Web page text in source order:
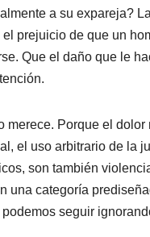
a su expareja?
el prejuicio de que un
Que el daño que le
merece. Porque el
el uso arbitrario de la
son también
una categoría
podemos seguir